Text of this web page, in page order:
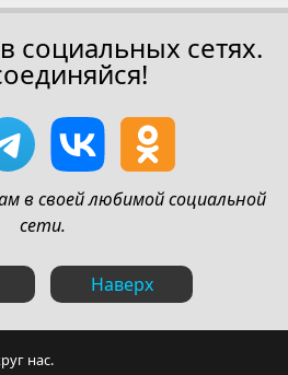
социальных сетях.
в своей любимой социальной
сети.
Наверх
нас.